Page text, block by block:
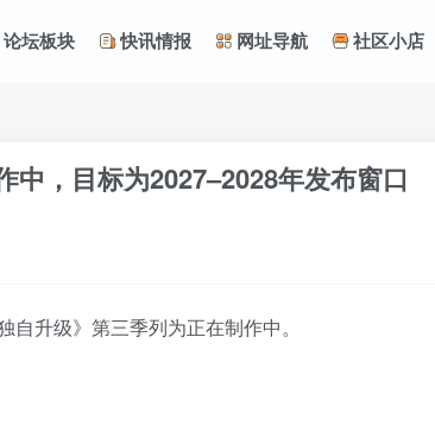
论坛板块 快讯情报 网址导航 社区小店
中，目标为2027–2028年发布窗口
升级》第三季列为正在制作中。